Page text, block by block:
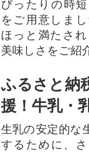
ぴったりの時
をご用意しま
ほっと満たさ
美味しさをご紹
ふるさと納
援！牛乳・
生乳の安定的な
するために、